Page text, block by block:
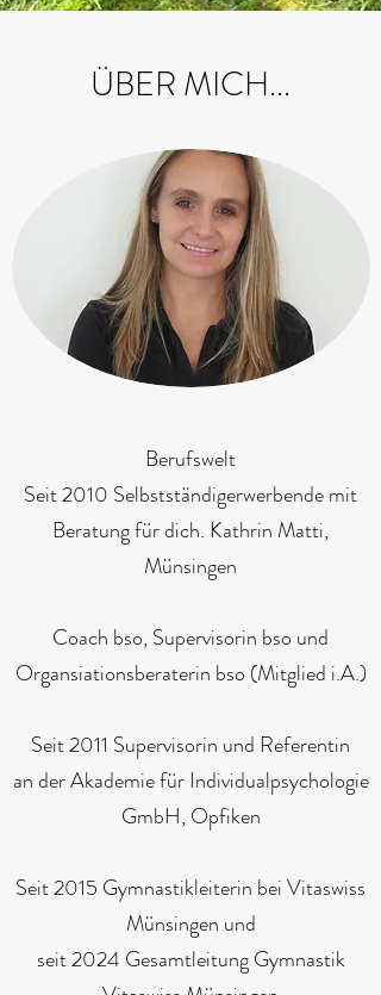
ÜBER MICH...
Berufswelt
Seit 2010 Selbstständigerwerbende mit
Beratung für dich. Kathrin Matti,
Münsingen
Coach bso, Supervisorin bso und
Organsiationsberaterin bso (Mitglied i.A.)
Seit 2011 Supervisorin und Referentin
an der Akademie für Individualpsychologie
GmbH, Opfiken
Seit 2015 Gymnastikleiterin bei Vitaswiss
Münsingen und
seit 2024 Gesamtleitung Gymnastik